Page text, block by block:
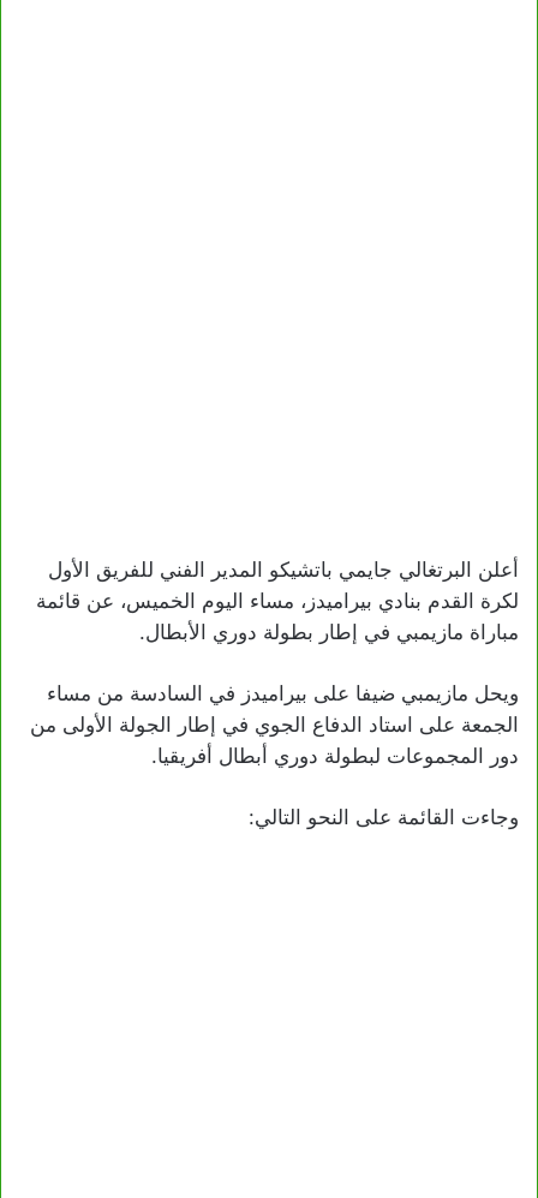
أعلن البرتغالي جايمي باتشيكو المدير الفني للفريق الأول
لكرة القدم بنادي بيراميدز، مساء اليوم الخميس، عن قائمة
مباراة مازيمبي في إطار بطولة دوري الأبطال.
ويحل مازيمبي ضيفا على بيراميدز في السادسة من مساء
الجمعة على استاد الدفاع الجوي في إطار الجولة الأولى من
دور المجموعات لبطولة دوري أبطال أفريقيا.
وجاءت القائمة على النحو التالي: